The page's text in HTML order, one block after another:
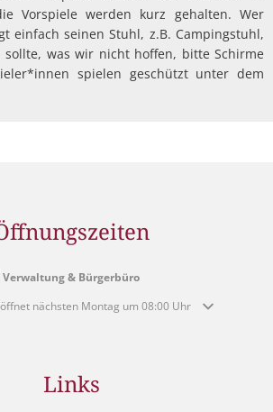
Vorspiele werden kurz gehalten. Wer
einfach seinen Stuhl, z.B. Campingstuhl,
sollte, was wir nicht hoffen, bitte Schirme
spielen geschützt unter dem
Verwaltung & Bürgerbüro
Öffnungs- oder Schließzeiten auszublenden
öffnet nächsten Montag um 08:00 Uhr
Links